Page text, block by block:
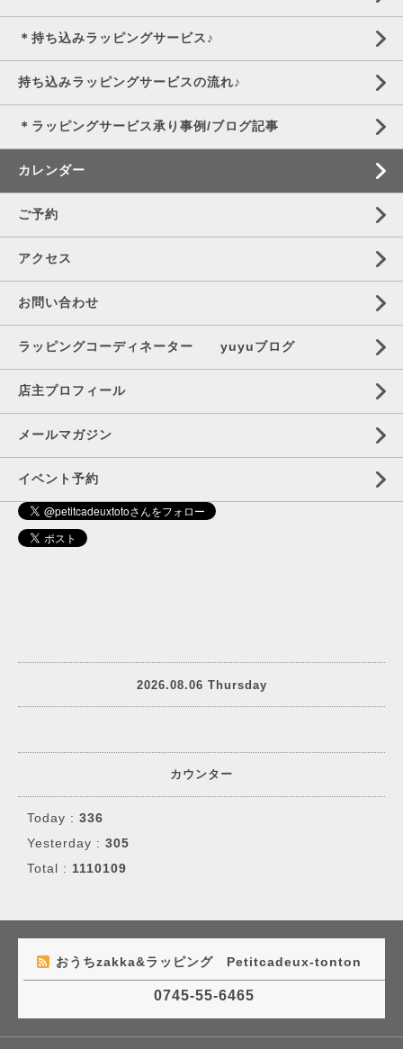
＊持ち込みラッピングサービス♪
持ち込みラッピングサービスの流れ♪
＊ラッピングサービス承り事例/ブログ記事
カレンダー
ご予約
アクセス
お問い合わせ
ラッピングコーディネーター yuyuブログ
店主プロフィール
メールマガジン
イベント予約
2026.08.06 Thursday
カウンター
Today : 336
Yesterday : 305
Total : 1110109
おうちzakka&ラッピング Petitcadeux-tonton
0745-55-6465